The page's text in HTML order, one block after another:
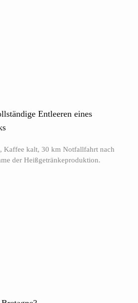
Entleeren eines
Kaffee kalt, 30 km Notfallfahrt nach
der Heißgetränkeproduktion.